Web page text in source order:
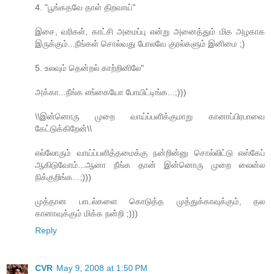
4. "பூங்கதவே தாள் திறவாய்"
இசை, வரிகள், காட்சி அமைப்பு என்று அனைத்தும் மிக அழகாக
இருக்கும்...நீங்கள் சொல்வது போலவே குரல்களும் இனிமை ;)
5. உலவும் தென்றல் காற்றினிலே"
அக்கா...நீங்க எங்கையோ போயிட்டிங்க...;)))
\\இன்னொரு முறை வாய்ப்பளிக்குமாறு கானாப்பிரபாவை
கேட்டுக்கிறேன்\\
எல்லோரும் வாய்ப்பளித்தமைக்கு நன்றின்னு சொல்லிட்டு எஸ்கேப்
ஆகிடுவோம்...ஆனா நீங்க தான் இன்னொரு முறை லைன்ல
நிக்குறிங்க...;)))
முத்தான பாடல்களை கொடுத்த முத்துக்காவுக்கும், தல
கானாவுக்கும் மிக்க நன்றி ;)))
Reply
CVR May 9, 2008 at 1:50 PM